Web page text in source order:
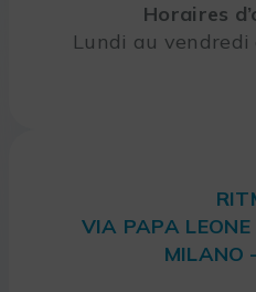
Horaires
Lundi au
VIA PAPA
MILANO